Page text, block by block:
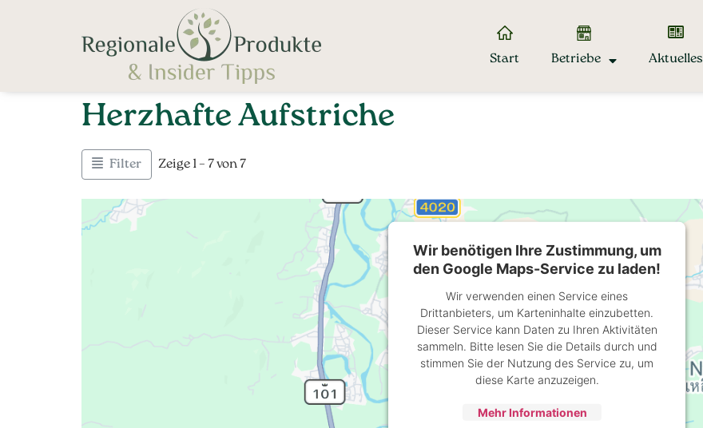
Start Betriebe Aktuelles
Herzhafte Aufstriche
Filter Zeige 1 – 7 von 7
Wir benötigen Ihre Zustimmung, um
den Google Maps-Service zu laden!
Wir verwenden einen Service eines
Drittanbieters, um Karteninhalte einzubetten.
Dieser Service kann Daten zu Ihren Aktivitäten
sammeln. Bitte lesen Sie die Details durch und
stimmen Sie der Nutzung des Service zu, um
diese Karte anzuzeigen.
Mehr Informationen